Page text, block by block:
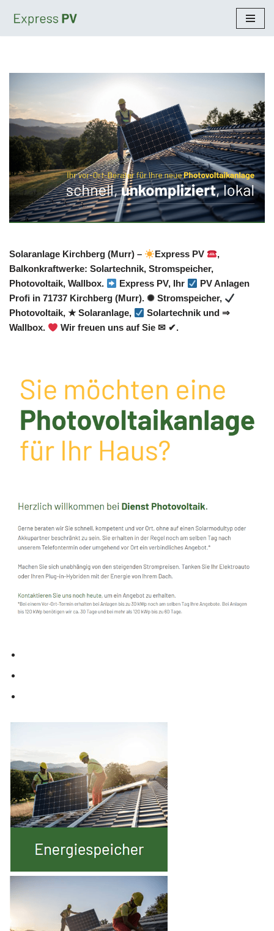
Solaranlage Kirchberg (Murr) – Express PV
,
Balkonkraftwerke: Solartechnik, Stromspeicher,
Photovoltaik, Wallbox.
Express PV, Ihr
PV Anlagen
Profi in 71737 Kirchberg (Murr). ✺ Stromspeicher,
Photovoltaik, ★ Solaranlage,
Solartechnik und ⇒
Wallbox.
Wir freuen uns auf Sie ✉ ✔.